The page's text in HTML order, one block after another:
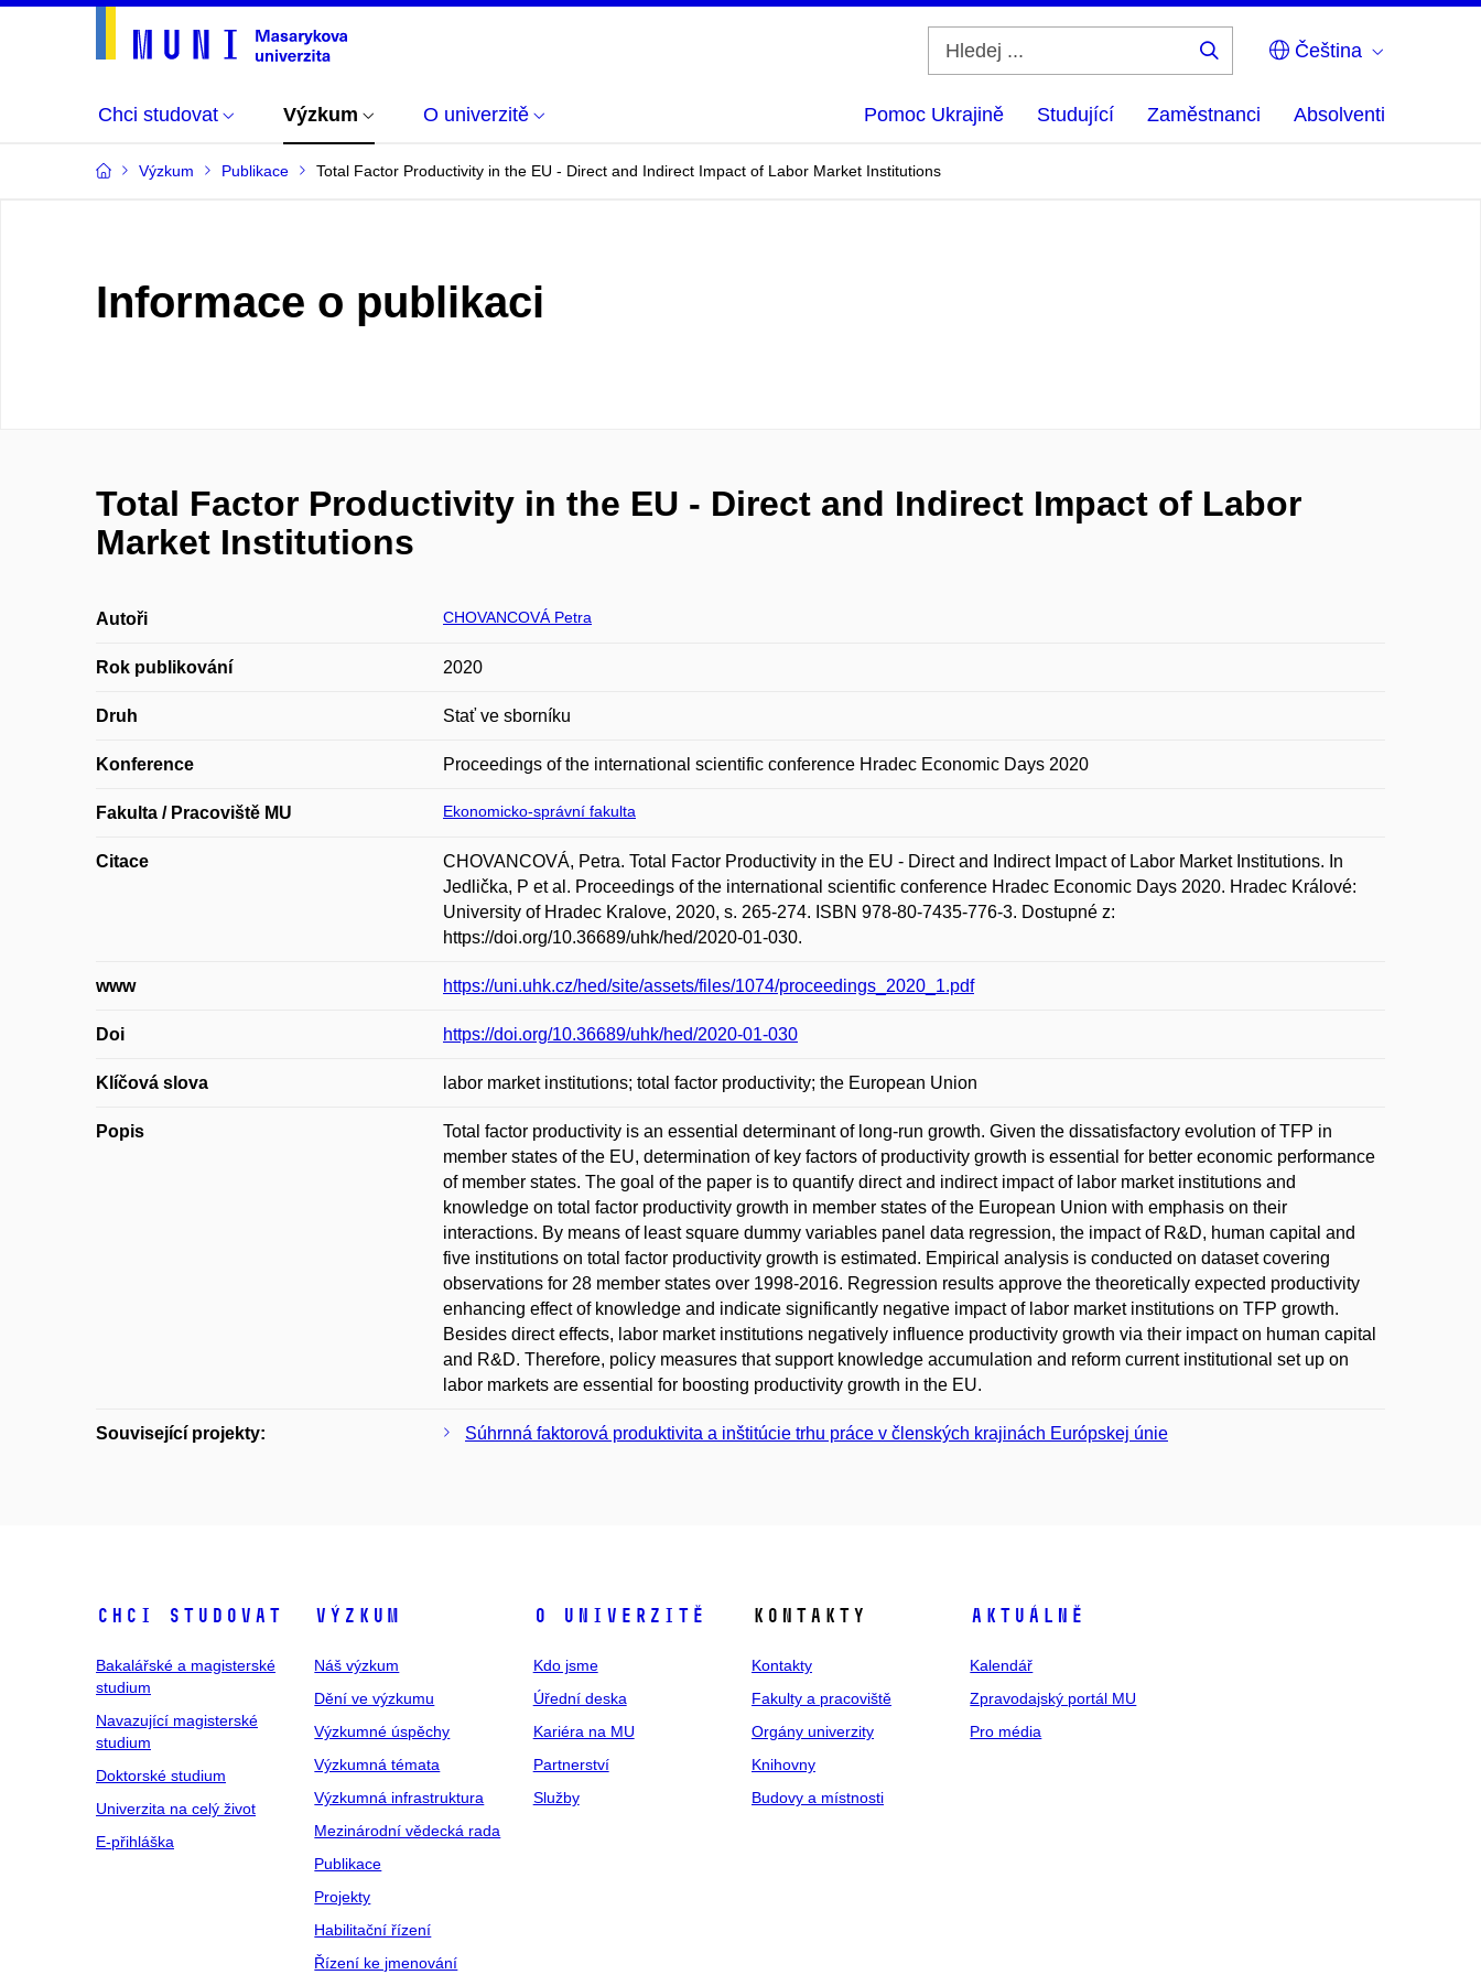
Čeština
Chci studovat Výzkum O univerzitě Pomoc Ukrajině Studující Zaměstnanci Absolventi
Výzkum Publikace Total Factor Productivity in the EU - Direct and Indirect Impact of Labor Market Institutions
Informace o publikaci
Total Factor Productivity in the EU - Direct and Indirect Impact of Labor
Market Institutions
Autoři CHOVANCOVÁ Petra
Rok publikování 2020
Druh Stať ve sborníku
Konference Proceedings of the international scientific conference Hradec Economic Days 2020
Fakulta / Pracoviště MU Ekonomicko-správní fakulta
Citace
CHOVANCOVÁ, Petra. Total Factor Productivity in the EU - Direct and Indirect Impact of Labor Market Institutions. In
Jedlička, P et al. Proceedings of the international scientific conference Hradec Economic Days 2020. Hradec Králové:
University of Hradec Kralove, 2020, s. 265-274. ISBN 978-80-7435-776-3. Dostupné z:
https://doi.org/10.36689/uhk/hed/2020-01-030.
www https://uni.uhk.cz/hed/site/assets/files/1074/proceedings_2020_1.pdf
Doi https://doi.org/10.36689/uhk/hed/2020-01-030
Klíčová slova labor market institutions; total factor productivity; the European Union
Popis
Total factor productivity is an essential determinant of long-run growth. Given the dissatisfactory evolution of TFP in
member states of the EU, determination of key factors of productivity growth is essential for better economic performance
of member states. The goal of the paper is to quantify direct and indirect impact of labor market institutions and
knowledge on total factor productivity growth in member states of the European Union with emphasis on their
interactions. By means of least square dummy variables panel data regression, the impact of R&D, human capital and
five institutions on total factor productivity growth is estimated. Empirical analysis is conducted on dataset covering
observations for 28 member states over 1998-2016. Regression results approve the theoretically expected productivity
enhancing effect of knowledge and indicate significantly negative impact of labor market institutions on TFP growth.
Besides direct effects, labor market institutions negatively influence productivity growth via their impact on human capital
and R&D. Therefore, policy measures that support knowledge accumulation and reform current institutional set up on
labor markets are essential for boosting productivity growth in the EU.
Související projekty: Súhrnná faktorová produktivita a inštitúcie trhu práce v členských krajinách Európskej únie
Chci studovat
Bakalářské a magisterské
studium
Navazující magisterské
studium
Doktorské studium
Univerzita na celý život
E-přihláška
Výzkum
Náš výzkum
Dění ve výzkumu
Výzkumné úspěchy
Výzkumná témata
Výzkumná infrastruktura
Mezinárodní vědecká rada
Publikace
Projekty
Habilitační řízení
Řízení ke jmenování
O univerzitě
Kdo jsme
Úřední deska
Kariéra na MU
Partnerství
Služby
Kontakty
Kontakty
Fakulty a pracoviště
Orgány univerzity
Knihovny
Budovy a místnosti
Aktuálně
Kalendář
Zpravodajský portál MU
Pro média